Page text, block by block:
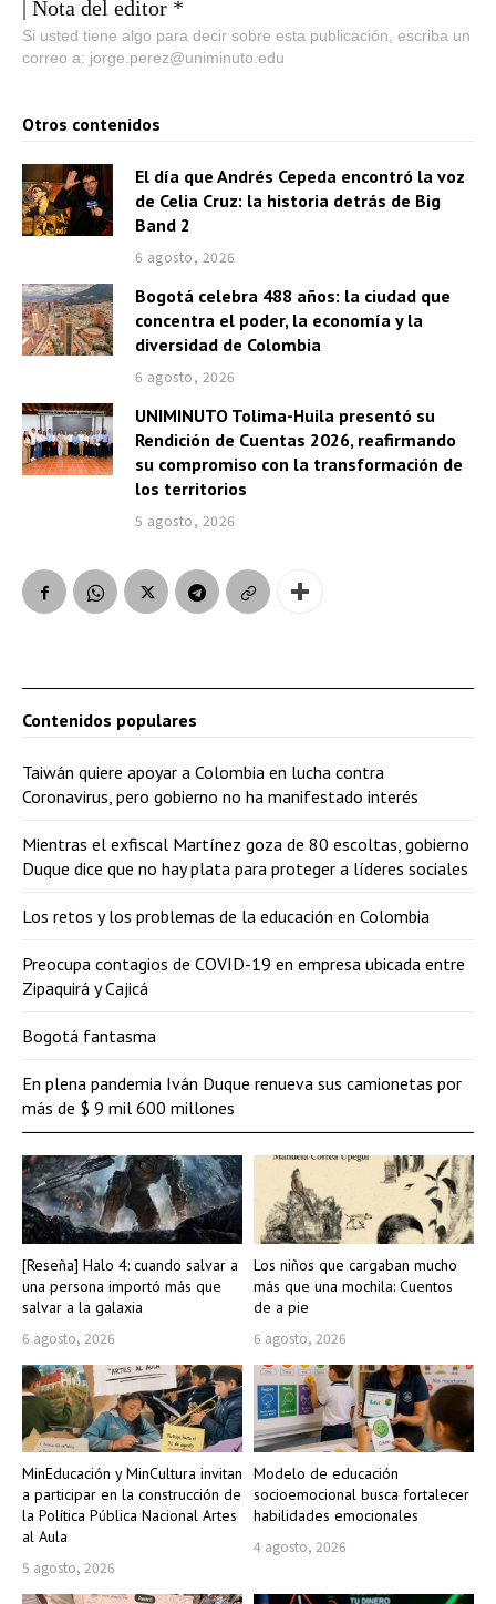
| Nota del editor *
Si usted tiene algo para decir sobre esta publicación, escriba un
correo a: jorge.perez@uniminuto.edu
Otros contenidos
El día que Andrés Cepeda encontró la voz
de Celia Cruz: la historia detrás de Big
Band 2
6 agosto, 2026
Bogotá celebra 488 años: la ciudad que
concentra el poder, la economía y la
diversidad de Colombia
6 agosto, 2026
UNIMINUTO Tolima-Huila presentó su
Rendición de Cuentas 2026, reafirmando
su compromiso con la transformación de
los territorios
5 agosto, 2026
[Reseña] Halo 4: cuando salvar a
una persona importó más que
salvar a la galaxia
6 agosto, 2026
Los niños que cargaban mucho
más que una mochila: Cuentos
de a pie
6 agosto, 2026
MinEducación y MinCultura invitan
a participar en la construcción de
la Política Pública Nacional Artes
al Aula
5 agosto, 2026
Modelo de educación
socioemocional busca fortalecer
habilidades emocionales
4 agosto, 2026
Contenidos populares
Taiwán quiere apoyar a Colombia en lucha contra
Coronavirus, pero gobierno no ha manifestado interés
Mientras el exfiscal Martínez goza de 80 escoltas, gobierno
Duque dice que no hay plata para proteger a líderes sociales
Los retos y los problemas de la educación en Colombia
Preocupa contagios de COVID-19 en empresa ubicada entre
Zipaquirá y Cajicá
Bogotá fantasma
En plena pandemia Iván Duque renueva sus camionetas por
más de $ 9 mil 600 millones